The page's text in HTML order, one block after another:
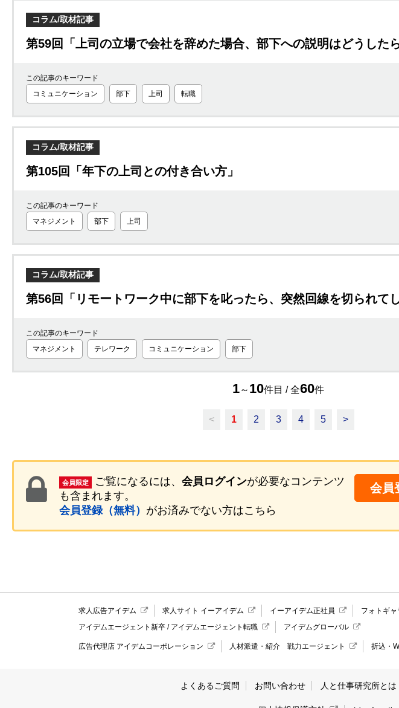
コラム/取材記事
第59回「上司の立場で会社を辞めた場合、部下への説明はどうした
この記事のキーワード
コミュニケーション
部下 上司 転職
コラム/取材記事
第105回「年下の上司との付き合い方」
この記事のキーワード
マネジメント
部下 上司
コラム/取材記事
第56回「リモートワーク中に部下を叱ったら、突然回線を切られてし
この記事のキーワード
マネジメント
テレワーク コミュニケーション 部下
1～ 10件目 / 全60件
< 1 2 3 4 5 >
会員限定 ご覧になるには、 会員ログインが必要なコンテンツ
も含まれます。
会員登録（無料） がお済みでない方はこちら
会員
求人広告アイデム 求人サイト イーアイデム イーアイデム正社員 フォトギ
アイデムエージェント新卒 / アイデムエージェント転職 アイデムグローバル
広告代理店 アイデムコーポレーション 人材派遣・紹介 戦力エージェント 折込・
よくあるご質問 お問い合わせ 人と仕事研究所とは